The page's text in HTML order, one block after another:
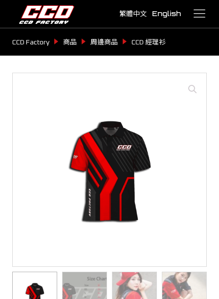
繁體中文 English
CCD Factory 商品 周邊商品 CCD 經理衫